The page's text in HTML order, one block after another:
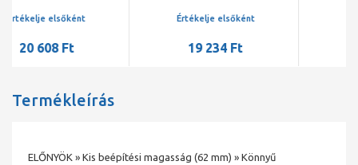
Értékelje elsőként
19 234 Ft
Értékelje elsőként
36 819 Ft
Termékleírás
ELŐNYÖK » Kis beépítési magasság (62 mm) » Könnyű